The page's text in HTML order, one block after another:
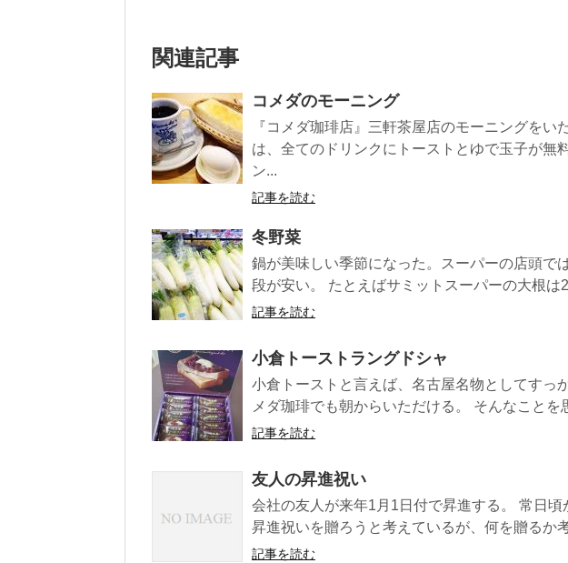
関連記事
コメダのモーニング
『コメダ珈琲店』三軒茶屋店のモーニングをい
は、全てのドリンクにトーストとゆで玉子が無
ン...
記事を読む
冬野菜
鍋が美味しい季節になった。スーパーの店頭で
段が安い。 たとえばサミットスーパーの大根は
記事を読む
小倉トーストラングドシャ
小倉トーストと言えば、名古屋名物としてすっ
メダ珈琲でも朝からいただける。 そんなこと
記事を読む
友人の昇進祝い
会社の友人が来年1月1日付で昇進する。 常日
昇進祝いを贈ろうと考えているが、何を贈るか
記事を読む